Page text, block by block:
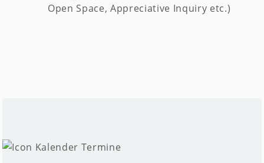
Open Space, Appreciative Inquiry etc.)